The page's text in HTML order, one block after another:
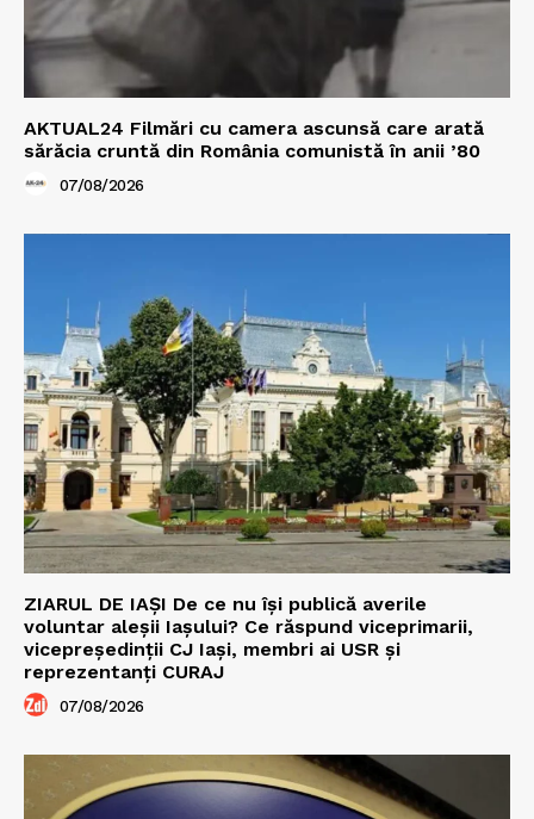
AKTUAL24 Filmări cu camera ascunsă care arată
sărăcia cruntă din România comunistă în anii ’80
07/08/2026
ZIARUL DE IAȘI De ce nu își publică averile
voluntar aleșii Iașului? Ce răspund viceprimarii,
vicepreședinții CJ Iași, membri ai USR și
reprezentanți CURAJ
07/08/2026